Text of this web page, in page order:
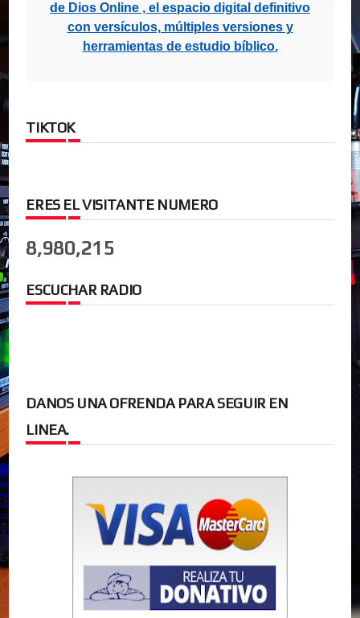
de Dios Online , el espacio digital definitivo
con versículos, múltiples versiones y
herramientas de estudio bíblico.
TIKTOK
ERES EL VISITANTE NUMERO
8,980,215
ESCUCHAR RADIO
DANOS UNA OFRENDA PARA SEGUIR EN
LINEA.